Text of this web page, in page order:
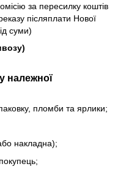
за пересилку коштів
післяплати Нової
суми)
належної
пломби та ярлики;
накладна);